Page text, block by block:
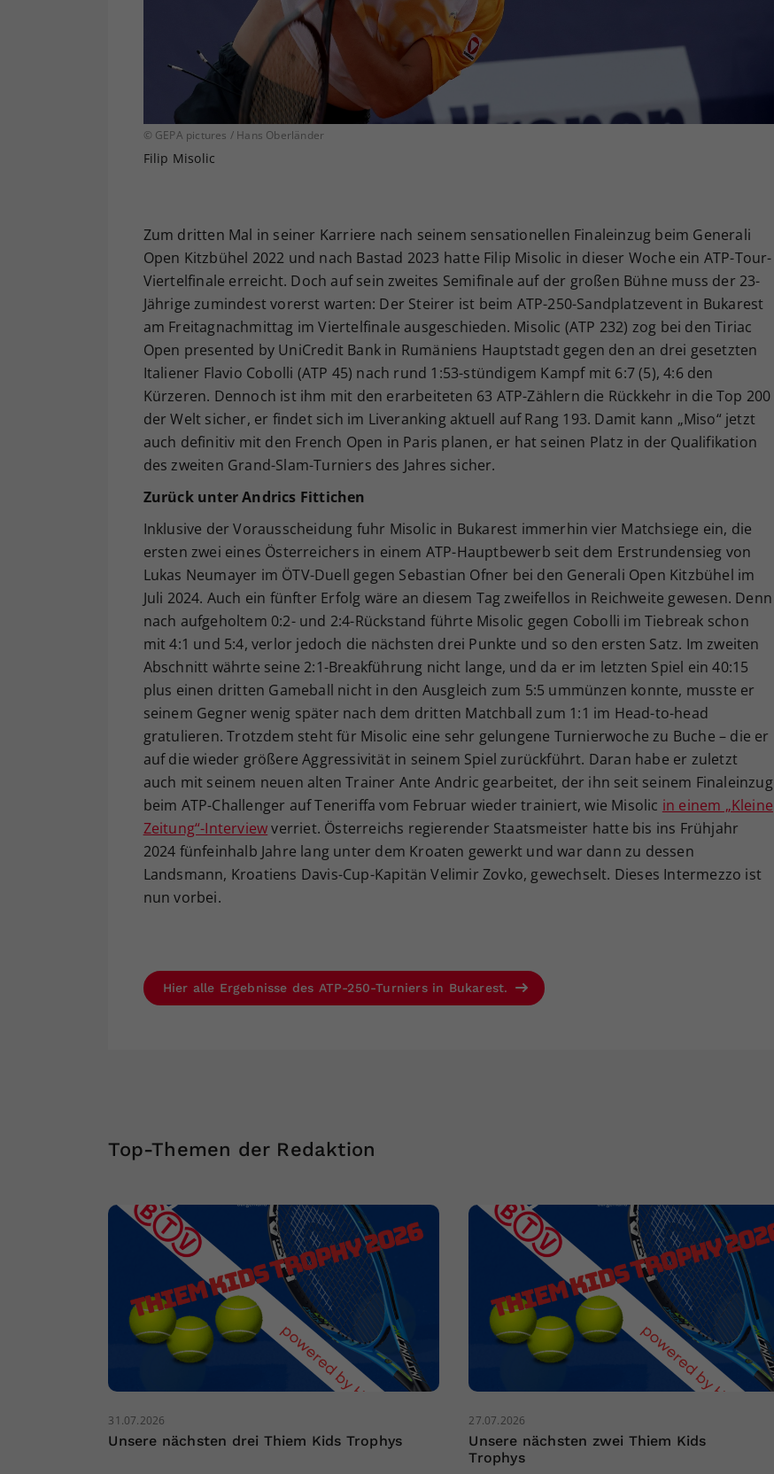
© GEPA pictures / Hans Oberländer
Filip Misolic
Zum dritten Mal in seiner Karriere nach seinem sensationellen Finaleinzug beim Generali
Open Kitzbühel 2022 und nach Bastad 2023 hatte Filip Misolic in dieser Woche ein ATP-Tour-
Viertelfinale erreicht. Doch auf sein zweites Semifinale auf der großen Bühne muss der 23-
Jährige zumindest vorerst warten: Der Steirer ist beim ATP-250-Sandplatzevent in Bukarest
am Freitagnachmittag im Viertelfinale ausgeschieden. Misolic (ATP 232) zog bei den Tiriac
Open presented by UniCredit Bank in Rumäniens Hauptstadt gegen den an drei gesetzten
Italiener Flavio Cobolli (ATP 45) nach rund 1:53-stündigem Kampf mit 6:7 (5), 4:6 den
Kürzeren. Dennoch ist ihm mit den erarbeiteten 63 ATP-Zählern die Rückkehr in die Top 200
der Welt sicher, er findet sich im Liveranking aktuell auf Rang 193. Damit kann „Miso“ jetzt
auch definitiv mit den French Open in Paris planen, er hat seinen Platz in der Qualifikation
des zweiten Grand-Slam-Turniers des Jahres sicher.
Zurück unter Andrics Fittichen
Inklusive der Vorausscheidung fuhr Misolic in Bukarest immerhin vier Matchsiege ein, die
ersten zwei eines Österreichers in einem ATP-Hauptbewerb seit dem Erstrundensieg von
Lukas Neumayer im ÖTV-Duell gegen Sebastian Ofner bei den Generali Open Kitzbühel im
Juli 2024. Auch ein fünfter Erfolg wäre an diesem Tag zweifellos in Reichweite gewesen. Denn
nach aufgeholtem 0:2- und 2:4-Rückstand führte Misolic gegen Cobolli im Tiebreak schon
mit 4:1 und 5:4, verlor jedoch die nächsten drei Punkte und so den ersten Satz. Im zweiten
Abschnitt währte seine 2:1-Breakführung nicht lange, und da er im letzten Spiel ein 40:15
plus einen dritten Gameball nicht in den Ausgleich zum 5:5 ummünzen konnte, musste er
seinem Gegner wenig später nach dem dritten Matchball zum 1:1 im Head-to-head
gratulieren. Trotzdem steht für Misolic eine sehr gelungene Turnierwoche zu Buche – die er
auf die wieder größere Aggressivität in seinem Spiel zurückführt. Daran habe er zuletzt
auch mit seinem neuen alten Trainer Ante Andric gearbeitet, der ihn seit seinem Finaleinzug
beim ATP-Challenger auf Teneriffa vom Februar wieder trainiert, wie Misolic in einem „Kleine
Zeitung“-Interviewverriet. Österreichs regierender Staatsmeister hatte bis ins Frühjahr
2024 fünfeinhalb Jahre lang unter dem Kroaten gewerkt und war dann zu dessen
Landsmann, Kroatiens Davis-Cup-Kapitän Velimir Zovko, gewechselt. Dieses Intermezzo ist
nun vorbei.
Hier alle Ergebnisse des ATP-250-Turniers in Bukarest.
Top-Themen der Redaktion
31.07.2026
Unsere nächsten drei Thiem Kids Trophys
27.07.2026
Unsere nächsten zwei Thiem Kids
Trophys
Ihrer vorgenommen Einstellungen, falls der
Webseiten-Betreiber dies eingestellt hat.